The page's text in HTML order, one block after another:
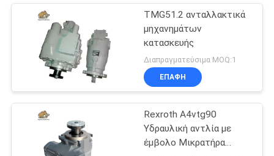
TMG51.2 ανταλλακτικά
μηχανημάτων
κατασκευής
Διαπραγματεύσιμα MOQ:1
ΕΠΑΦΉ
Rexroth A4vtg90
Υδραυλική αντλία με
έμβολο Μικρατήρα